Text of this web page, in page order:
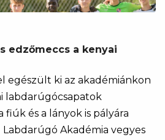
edzőmeccs a kenyai
egészült ki az akadémiánkon
labdarúgócsapatok
fiúk és a lányok is pályára
Akadémia vegyes